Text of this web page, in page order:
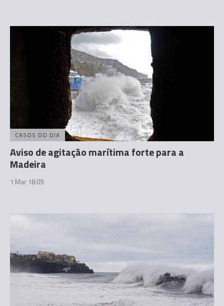
CASOS DO DIA
Aviso de agitação marítima forte para a
Madeira
1 Mar 18:09